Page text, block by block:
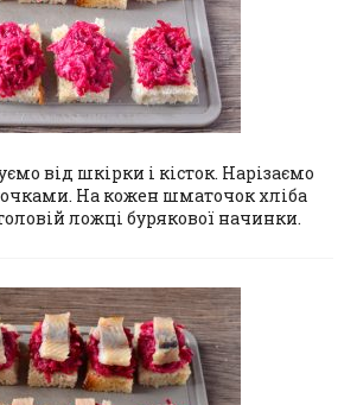
від шкірки і кісток. Нарізаємо
На кожен шматочок хліба
ложці бурякової начинки.